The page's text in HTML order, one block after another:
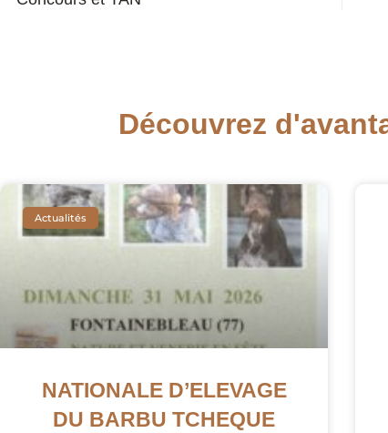
Découvrez
Actualités
NATIONALE D’ELEVAGE
DU BARBU TCHEQUE